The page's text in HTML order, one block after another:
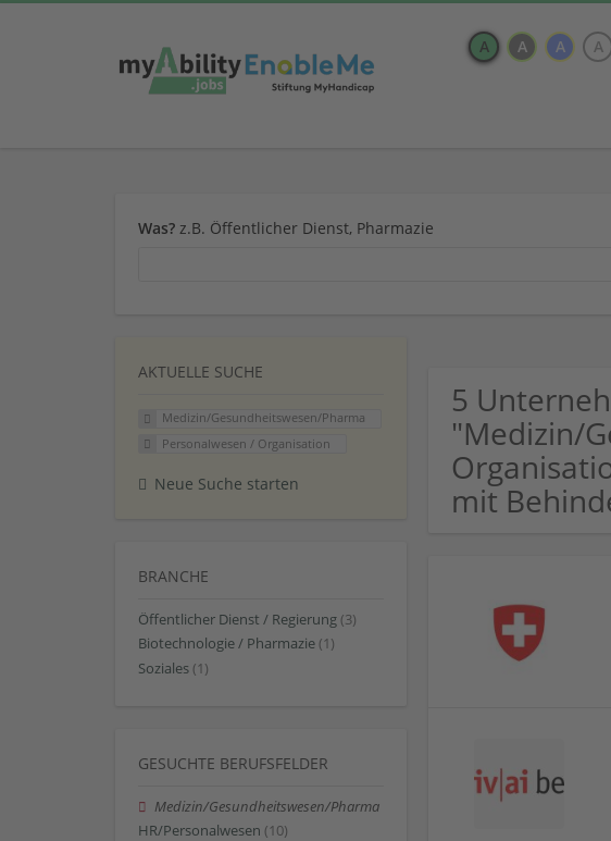
A A A A
Was? z.B. Öffentlicher Dienst, Pharmazie
AKTUELLE SUCHE
Medizin/Gesundheitswesen/Pharma
Personalwesen / Organisation
Neue Suche starten
BRANCHE
Öffentlicher Dienst / Regierung (3)
Biotechnologie / Pharmazie (1)
Soziales (1)
GESUCHTE BERUFSFELDER
Medizin/Gesundheitswesen/Pharma
HR/Personalwesen (10)
5
"Medizin/
mit